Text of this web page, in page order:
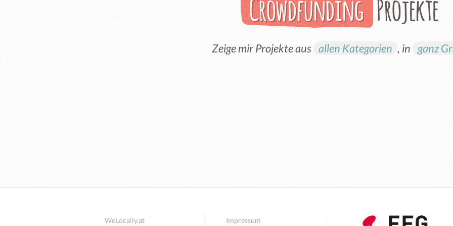
Crowdfunding Projekte
Zeige mir Projekte aus allen Kategorien , in ganz
WeLocally.at Impressum